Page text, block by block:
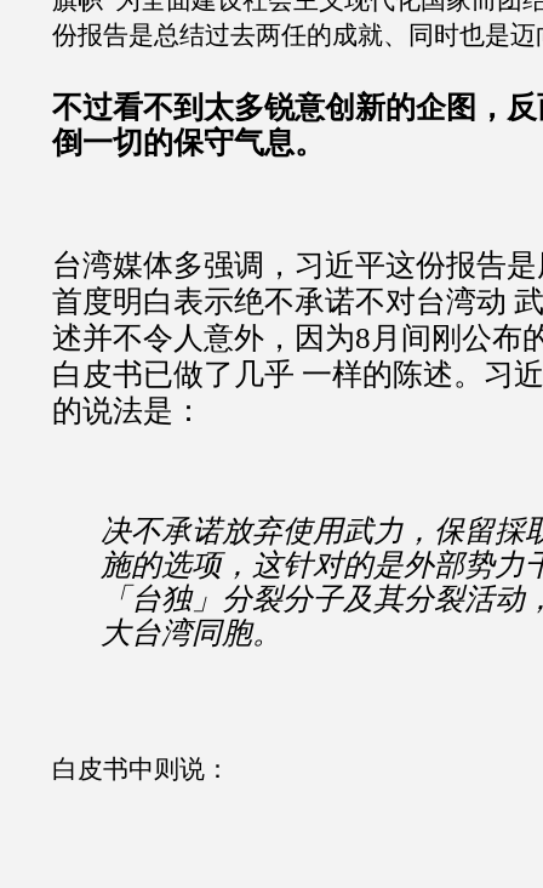
份报告是总结过去两任的成就、同时也是
不过看不到太多锐意创新的企图，
倒一切的保守气息。
台湾媒体多强调，习近平这份报告
首度明白表示绝不承诺不对台湾动
述并不令人意外，因为8月间刚公布
白皮书已做了几乎 一样的陈述。习
的说法是：
决不承诺放弃使用武力，保留採
施的选项，这针对的是外部势力
「台独」分裂分子及其分裂活动
大台湾同胞。
白皮书中则说：